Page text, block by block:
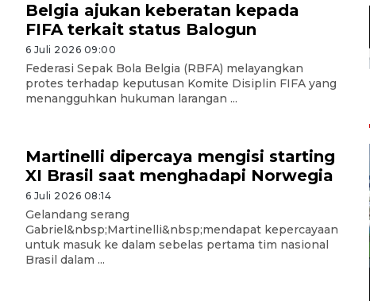
Belgia ajukan keberatan kepada
FIFA terkait status Balogun
6 Juli 2026 09:00
Federasi Sepak Bola Belgia (RBFA) melayangkan
protes terhadap keputusan Komite Disiplin FIFA yang
menangguhkan hukuman larangan ...
Martinelli dipercaya mengisi starting
XI Brasil saat menghadapi Norwegia
6 Juli 2026 08:14
Gelandang serang
Gabriel&nbsp;Martinelli&nbsp;mendapat kepercayaan
untuk masuk ke dalam sebelas pertama tim nasional
Brasil dalam ...